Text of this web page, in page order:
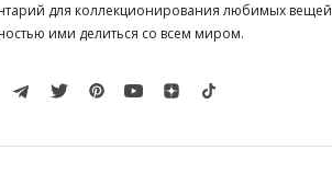
для коллекционирования любимых вещей
ими делиться со всем миром.